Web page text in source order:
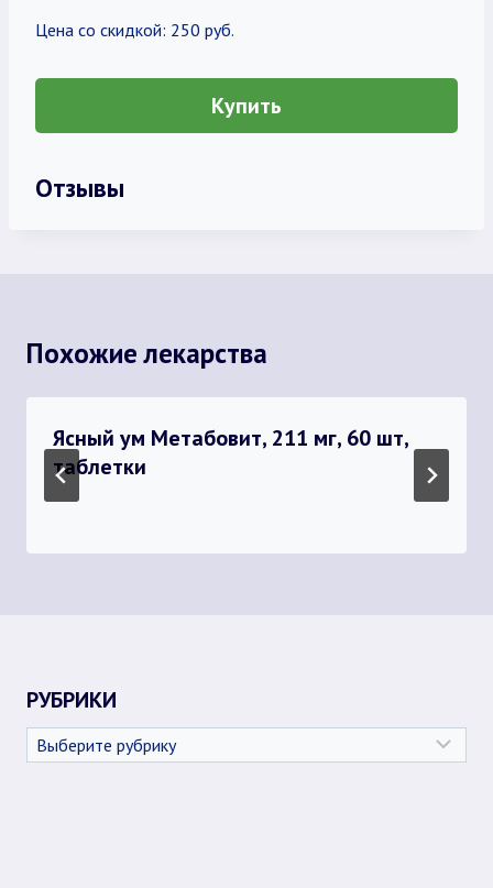
Цена со скидкой: 250 руб.
Купить
Отзывы
Похожие лекарства
Ясный ум Метабовит, 211 мг, 60 шт,
таблетки
РУБРИКИ
Рубрики